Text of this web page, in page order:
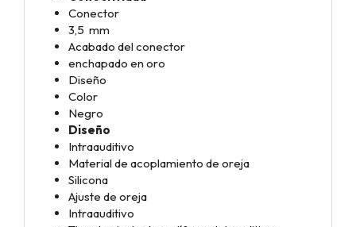
Conector
3,5 mm
Acabado del conector
enchapado en oro
Diseño
Color
Negro
Diseño
Intraauditivo
Material de acoplamiento de oreja
Silicona
Ajuste de oreja
Intraauditivo